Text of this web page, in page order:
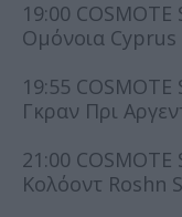
19:00
Ομόνοια Cyprus
19:55
Γκραν Πρι
21:00
Κολόοντ Roshn